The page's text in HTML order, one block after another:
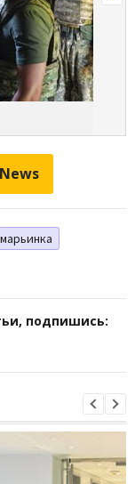
марьинка
подпишись: